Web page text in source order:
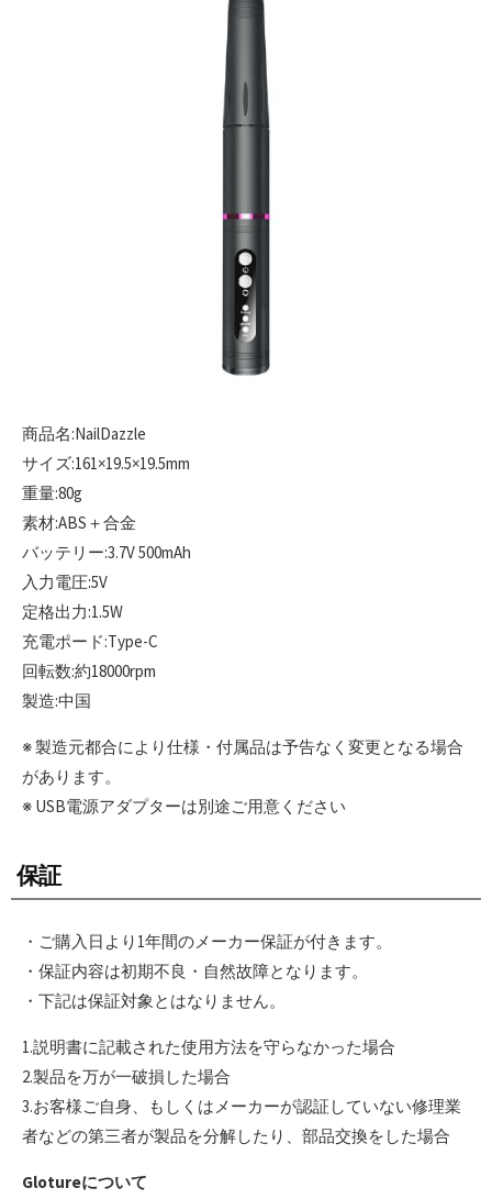
商品名:NailDazzle
サイズ:161×19.5×19.5mm
重量:80g
素材:ABS＋合金
バッテリー:3.7V 500mAh
入力電圧:5V
定格出力:1.5W
充電ポード:Type-C
回転数:約18000rpm
製造:中国
※ 製造元都合により仕様・付属品は予告なく変更となる場合
があります。
※ USB電源アダプターは別途ご用意ください
保証
・ご購入日より1年間のメーカー保証が付きます。
・保証内容は初期不良・自然故障となります。
・下記は保証対象とはなりません。
1.説明書に記載された使用方法を守らなかった場合
2.製品を万が一破損した場合
3.お客様ご自身、もしくはメーカーが認証していない修理業
者などの第三者が製品を分解したり、部品交換をした場合
Glotureについて